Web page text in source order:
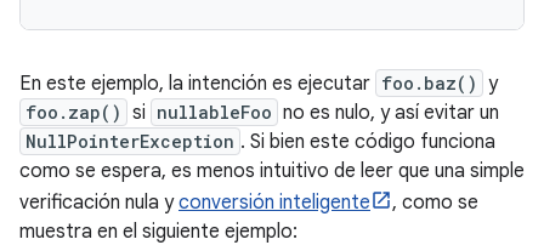
En este ejemplo, la intención es ejecutar foo.baz() y
foo.zap() si nullableFoo no es nulo, y así evitar un
NullPointerException . Si bien este código funciona
como se espera, es menos intuitivo de leer que una simple
verificación nula yconversión inteligente
, como se
muestra en el siguiente ejemplo: